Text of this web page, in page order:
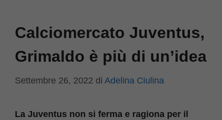
Calciomercato Juventus,
Grimaldo è più di un’idea
Settembre 26, 2022 di Adelina Ciulina
La Juventus non si ferma e ragiona per il